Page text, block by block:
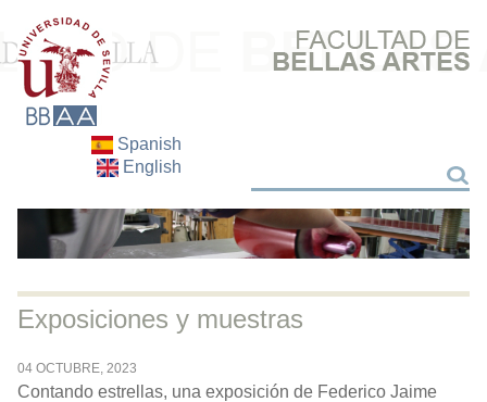
Spanish
English
Buscar
Exposiciones y muestras
04 OCTUBRE, 2023
Contando estrellas, una exposición de Federico Jaime